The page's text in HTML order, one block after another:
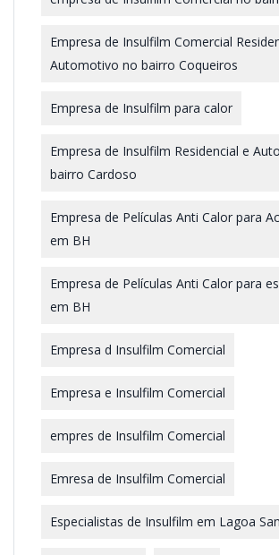
Empresa de Insulfilm Comercial
Automotivo no bairro Coqueiros
Empresa de Insulfilm para calor
Empresa de Insulfilm Residencial e
bairro Cardoso
Empresa de Películas Anti Calor para
em BH
Empresa de Películas Anti Calor para
em BH
Empresa d Insulfilm Comercial
Empresa e Insulfilm Comercial
empres de Insulfilm Comercial
Emresa de Insulfilm Comercial
Especialistas de Insulfilm em Lagoa